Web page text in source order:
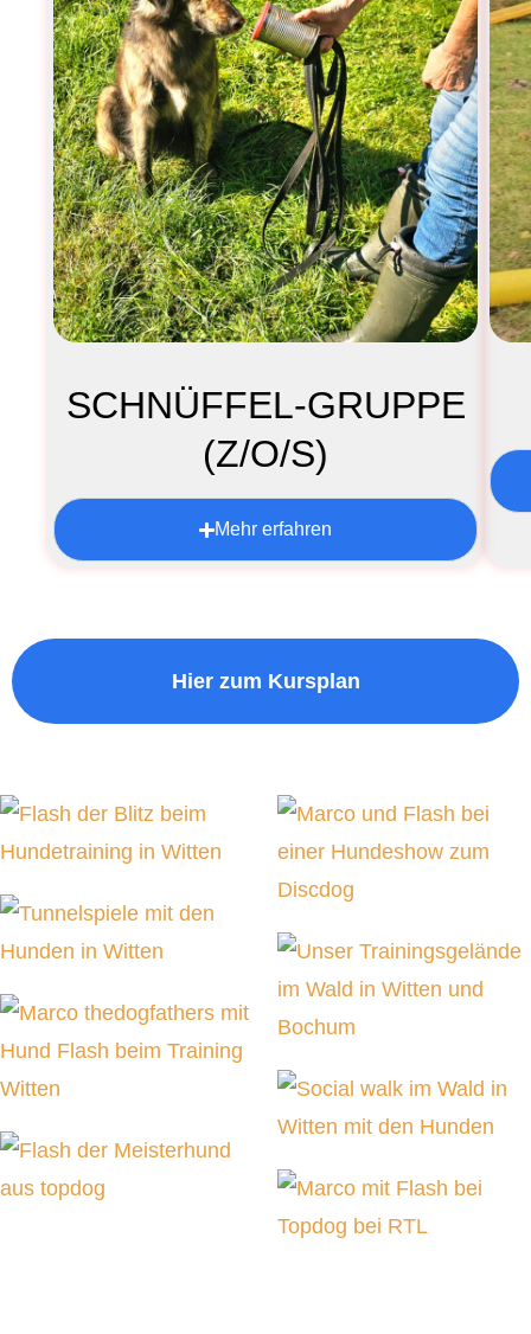
SCHNÜFFEL-GRUPPE
(Z/O/S)
Mehr erfahren
Hier zum Kursplan